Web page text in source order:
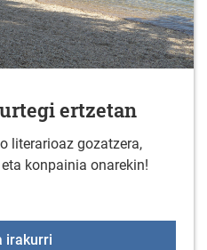
ertzetan
literarioaz gozatzera,
konpainia onarekin!
irakurri